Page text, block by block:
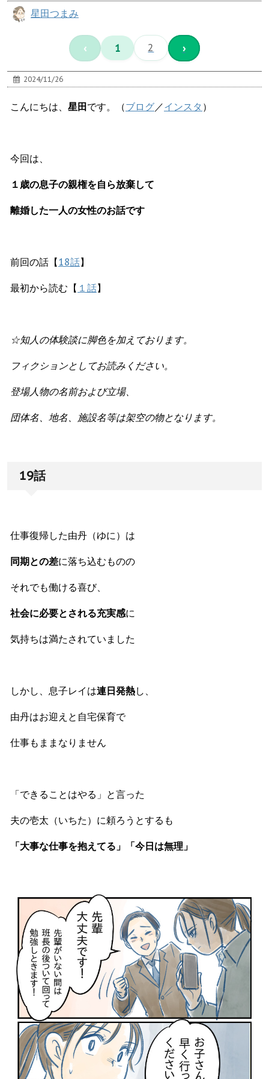
星田つまみ
‹ 1 2 ›
2024/11/26
こんにちは、 星田です。（ブログ／インスタ ）
今回は、
１歳の息子の親権を自ら放棄して
離婚した一人の女性のお話です
前回の話【18話】
最初から読む【 １話】
☆知人の体験談に脚色を加えております。
フィクションとしてお読みください。
登場人物の名前および立場、
団体名、地名、施設名等は架空の物となります。
19話
仕事復帰した由丹（ゆに）は
同期との差に落ち込むものの
それでも働ける喜び、
社会に必要とされる充実感に
気持ちは満たされていました
しかし、息子レイは連日発熱し、
由丹はお迎えと自宅保育で
仕事もままなりません
「できることはやる」と言った
夫の壱太（いちた）に頼ろうとするも
「大事な仕事を抱えてる」「今日は無理」